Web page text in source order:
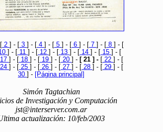
2 ] - [ 3 ] - [ 4 ] - [ 5 ] - [ 6 ] - [ 7 ] - [ 8 ] - [
] - [ 11 ] - [ 12 ] - [ 13 ] - [ 14 ] - [ 15 ] - [
17 ] - [ 18 ] - [ 19 ] - [ 20 ] - [ 21 ] - [ 22 ] - [
24 ] - [ 25 ] - [ 26 ] - [ 27 ] - [ 28 ] - [ 29 ] - [
30 ] - [Página principal]
Simón Tagtachian
de Investigación y Computación
jst@interserver.com.ar
actualización: 10/feb/2003